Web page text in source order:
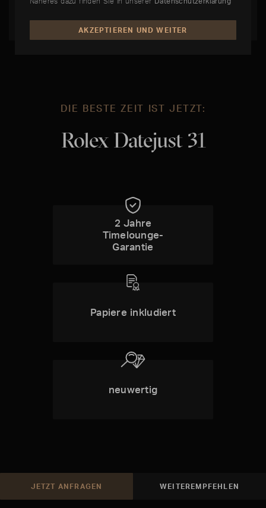
DIE BESTE ZEIT IST JETZT:
Rolex Datejust 31
2 Jahre
Timelounge-
Garantie
Papiere inkludiert
neuwertig
JETZT ANFRAGEN WEITEREMPFEHLEN
AKZEPTIEREN UND WEITER